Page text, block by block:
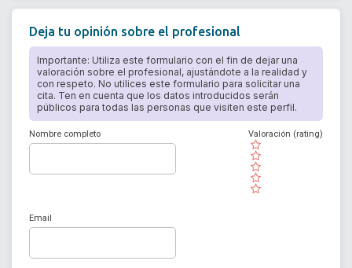
Deja tu opinión sobre el profesional
Importante: Utiliza este formulario con el fin de dejar una
valoración sobre el profesional, ajustándote a la realidad y
con respeto. No utilices este formulario para solicitar una
cita. Ten en cuenta que los datos introducidos serán
públicos para todas las personas que visiten este perfil.
Nombre completo
( )
( )
( )
( )
( )
Valoración (rating)
Email